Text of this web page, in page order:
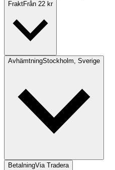
FraktFrån 22 kr
AvhämtningStockholm, Sverige
BetalningVia Tradera